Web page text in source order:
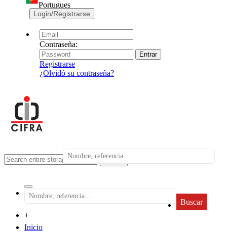
Portugues
Login/Registrarse
Contraseña:
Registrarse
¿Olvidó su contraseña?
search
Buscar
+
Inicio